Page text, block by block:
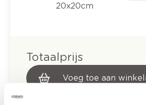
20x20cm
Totaalprijs
Voeg toe aan